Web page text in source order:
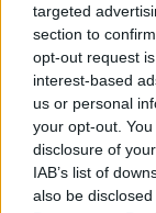
targeted
section to
opt-out request
interest-based
us or personal
your opt-out.
disclosure of
IAB’s list of
also be
Σχολείο στην
ΗΠολωνία
των